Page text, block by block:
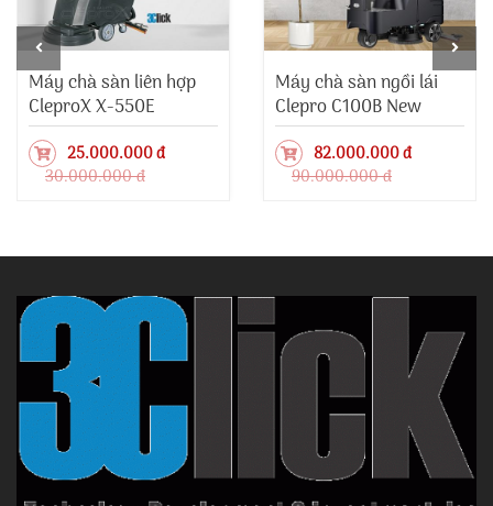
Máy chà sàn liên hợp
CleproX X-550E
25.000.000 đ
30.000.000 đ
Máy chà sàn ngồi lái
Clepro C100B New
82.000.000 đ
90.000.000 đ